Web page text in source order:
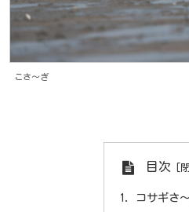
こさ～ぎ
目次
コサギさ